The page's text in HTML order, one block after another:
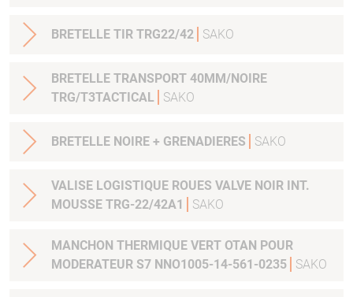
BRETELLE TIR TRG22/42 SAKO
BRETELLE TRANSPORT 40MM/NOIRE
TRG/T3TACTICAL
SAKO
BRETELLE NOIRE + GRENADIERES SAKO
VALISE LOGISTIQUE ROUES VALVE NOIR INT.
MOUSSE TRG-22/42A1
SAKO
MANCHON THERMIQUE VERT OTAN POUR
MODERATEUR S7 NNO1005-14-561-0235
SAKO